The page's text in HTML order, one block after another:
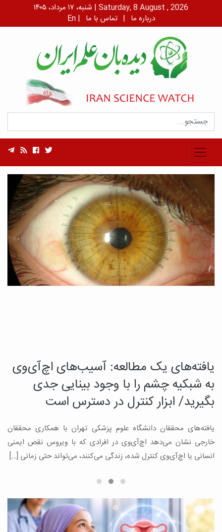
شنبه، ۱۷ مرداد، ۱۴۰۵ | Saturday, 8 August , 2026
En | درباره ما | تماس با ما
یافته‌های یک مطالعه: آسیب‌های اچ‌آی‌وی
به شبکیه چشم را با وجود بینایی جدی
بگیرید/ ابزار کنترل در دسترس است
یافته‌های محققان دانشگاه علوم پزشکی تهران با همکاری محققان
خارجی نشان می‌دهد اچ‌آی‌وی در افرادی که با ویروس نقص ایمنی
انسانی یا اچ‌آی‌وی کنترل شده، زندگی می‌کنند، می‌تواند حتی زمانی […]